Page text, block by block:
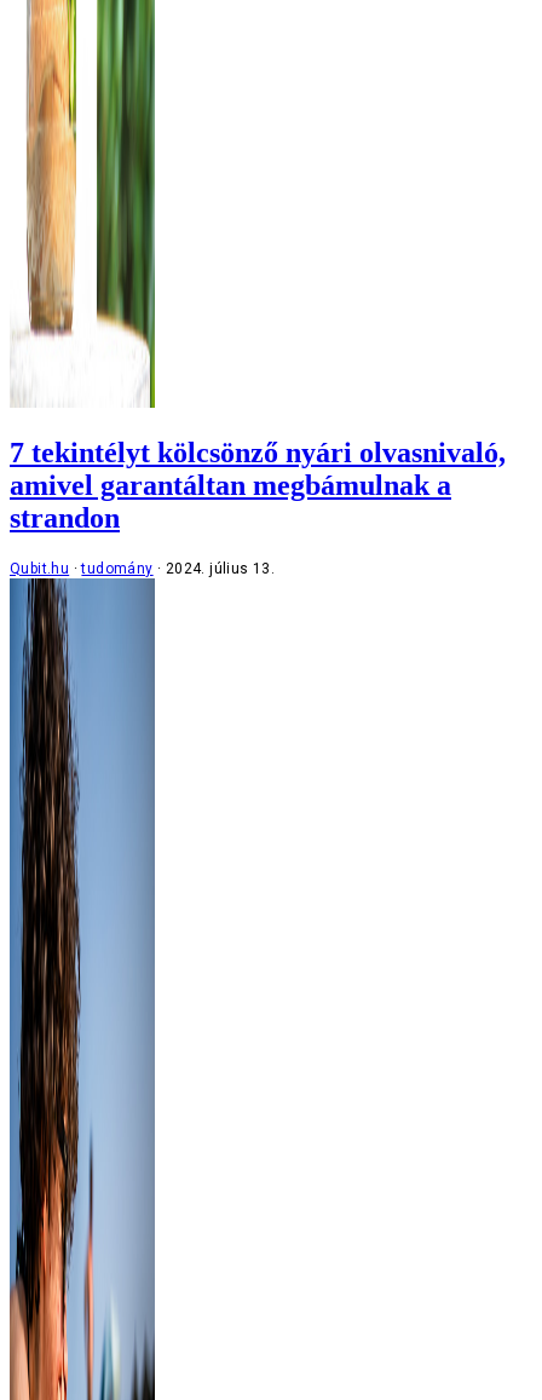
7 tekintélyt kölcsönző nyári olvasnivaló,
amivel garantáltan megbámulnak a
strandon
Qubit.hu tudomány 2024. július 13.